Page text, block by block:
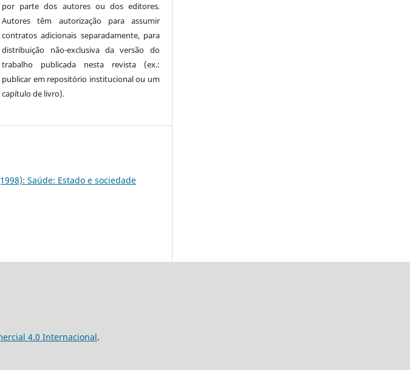
por parte dos autores ou dos editores.
Autores têm autorização para assumir
contratos adicionais separadamente, para
distribuição não-exclusiva da versão do
trabalho publicada nesta revista (ex.:
publicar em repositório institucional ou um
capítulo de livro).
Saúde: Estado e sociedade
4.0 Internacional.